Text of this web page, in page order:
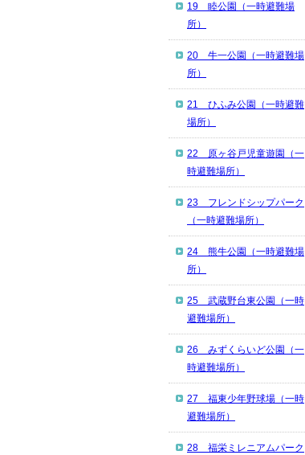
19 睦公園（一時避難場
所）
20 牛一公園（一時避難場
所）
21 ひふみ公園（一時避難
場所）
22 原ヶ谷戸児童遊園（一
時避難場所）
23 フレンドシップパーク
（一時避難場所）
24 熊牛公園（一時避難場
所）
25 武蔵野台東公園（一時
避難場所）
26 みずくらいど公園（一
時避難場所）
27 福東少年野球場（一時
避難場所）
28 福栄ミレニアムパーク